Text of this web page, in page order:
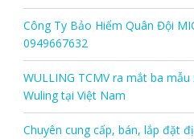
Công Ty Bảo Hiểm Quân Đội
0949667632
WULLING TCMV ra mắt ba
Wuling tại Việt Nam
Chuyên cung cấp, bán, lắp đặt